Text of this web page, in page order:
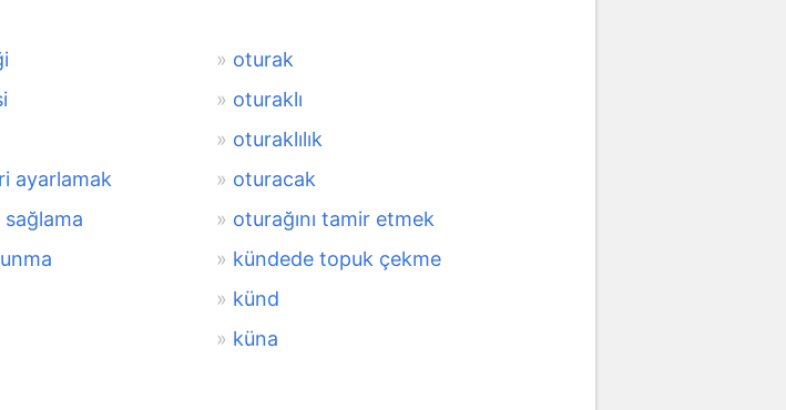
oturak
oturaklı
oturaklılık
ayarlamak
oturacak
oturağını tamir etmek
kündede topuk çekme
künd
küna